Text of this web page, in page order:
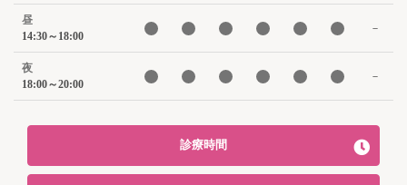
昼
14:30～18:00
－
夜
18:00～20:00
－
診療時間